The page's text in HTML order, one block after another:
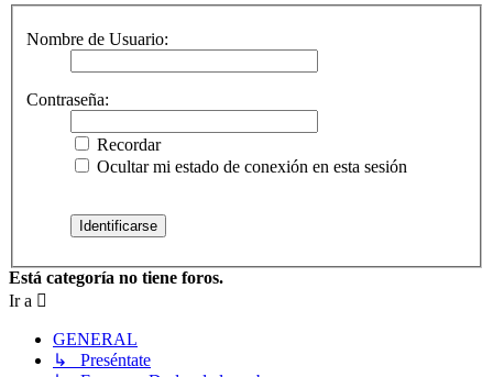
Nombre de Usuario:
Contraseña:
Recordar
Ocultar mi estado de conexión en esta sesión
Está categoría no tiene foros.
Ir a
GENERAL
↳ Preséntate